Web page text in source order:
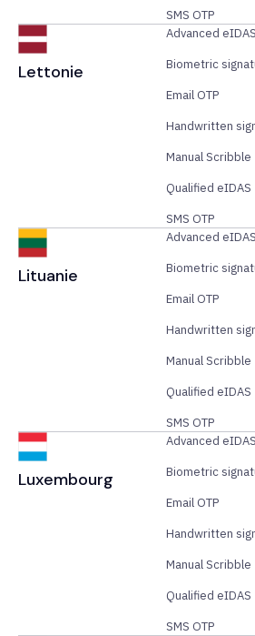
SMS OTP
Lettonie
Advanced eIDAS
Biometric
Email OTP
Handwritten
Manual Scribble
Qualified eIDAS
SMS OTP
Lituanie
Advanced eIDAS
Biometric
Email OTP
Handwritten
Manual Scribble
Qualified eIDAS
SMS OTP
Luxembourg
Advanced eIDAS
Biometric
Email OTP
Handwritten
Manual Scribble
Qualified eIDAS
SMS OTP